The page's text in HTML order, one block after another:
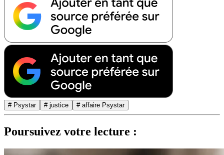
# Psystar # justice # affaire Psystar
Poursuivez votre lecture :